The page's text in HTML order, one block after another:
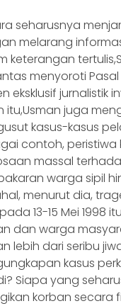
seharusnya
melarang
keterangan
menyoroti
eksklusif jurnalistik
itu,Usman juga
kasus-kasus
contoh, peristiwa
massal
warga sipil
menurut dia,
13-15 Mei 1998
dan warga
lebih dari seribu
kasus
Siapa yang
korban secara